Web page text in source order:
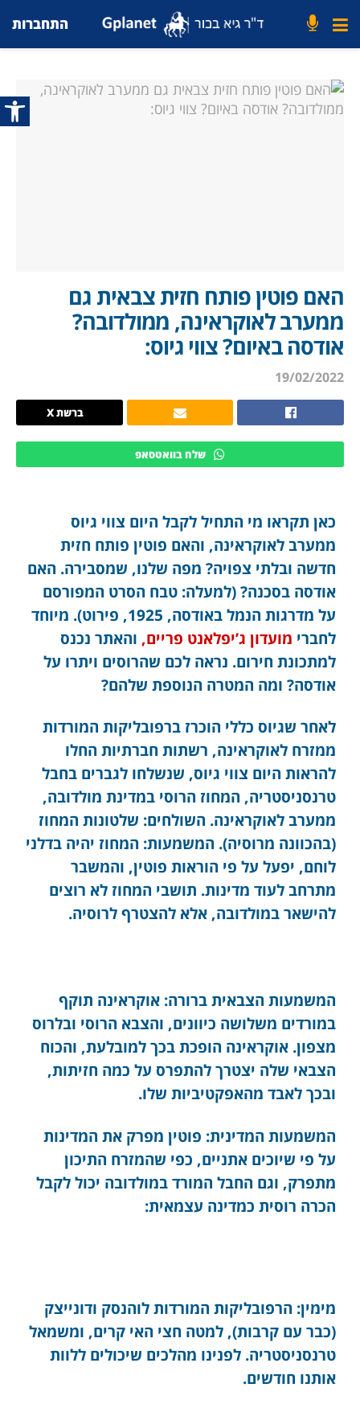
פתח
התחברות
האם פוטין פותח חזית צבאית גם
ממערב לאוקראינה, ממולדובה?
אודסה באיום? צווי גיוס:
19/02/2022
ברשת X
שלח בוואטסאפ
כאן תקראו מי התחיל לקבל היום צווי גיוס
ממערב לאוקראינה, והאם פוטין פותח חזית
חדשה ובלתי צפויה? מפה שלנו, שמסבירה. האם
אודסה בסכנה? (למעלה: טבח הסרט המפורסם
על מדרגות הנמל באודסה, 1925, פירוט). מיוחד
לחברי מועדון ג’יפלאנט פריים, והאתר נכנס
למתכונת חירום. נראה לכם שהרוסים ויתרו על
אודסה? ומה המטרה הנוספת שלהם?
לאחר שגיוס כללי הוכרז ברפובליקות המורדות
ממזרח לאוקראינה, רשתות חברתיות החלו
להראות היום צווי גיוס, שנשלחו לגברים בחבל
טרנסניסטריה, המחוז הרוסי במדינת מולדובה,
ממערב לאוקראינה. השולחים: שלטונות המחוז
(בהכוונה מרוסיה). המשמעות: המחוז יהיה בדלני
לוחם, יפעל על פי הוראות פוטין, והמשבר
מתרחב לעוד מדינות. תושבי המחוז לא רוצים
להישאר במולדובה, אלא להצטרף לרוסיה.
המשמעות הצבאית ברורה: אוקראינה תוקף
במורדים משלושה כיוונים, והצבא הרוסי ובלרוס
מצפון. אוקראינה הופכת בכך למובלעת, והכוח
הצבאי שלה יצטרך להתפרס על כמה חזיתות,
ובכך לאבד מהאפקטיביות שלו.
המשמעות המדינית: פוטין מפרק את המדינות
על פי שיוכים אתניים, כפי שהמזרח התיכון
מתפרק, וגם החבל המורד במולדובה יכול לקבל
הכרה רוסית כמדינה עצמאית:
מימין: הרפובליקות המורדות לוהנסק ודונייצק
(כבר עם קרבות), למטה חצי האי קרים, ומשמאל
טרנסניסטריה. לפנינו מהלכים שיכולים ללוות
אותנו חודשים.